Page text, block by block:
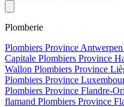
Plomberie
Plombiers Province Antwerpen
Capitale Plombiers Province
Wallon Plombiers Province
Plombiers Province
Plombiers Province Flandre-
flamand Plombiers Province